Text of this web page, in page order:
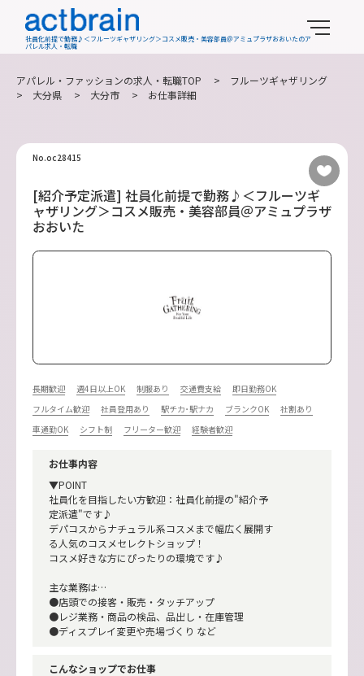
社員化前提で勤務♪＜フルーツギャザリング＞コスメ販売・美容部員＠アミュプラザおおいたのア
パレル求人・転職
アパレル・ファッションの求人・転職TOP > フルーツギャザリング
> 大分県 > 大分市 > お仕事詳細
No.oc28415
[紹介予定派遣] 社員化前提で勤務♪＜フルーツギ
ャザリング＞コスメ販売・美容部員＠アミュプラザ
おおいた
長期歓迎 週4日以上OK 制服あり 交通費支給
即日勤務OK
フルタイム歓迎
社員登用あり 駅チカ･駅ナカ ブランクOK
社割あり
車通勤OK
シフト制 フリーター歓迎 経験者歓迎
お仕事内容
▼POINT
社員化を目指したい方歓迎：社員化前提の"紹介予
定派遣"です♪
デパコスからナチュラル系コスメまで幅広く展開す
る人気のコスメセレクトショップ！
コスメ好きな方にぴったりの環境です♪
主な業務は…
●店頭での接客・販売・タッチアップ
●レジ業務・商品の検品、品出し・在庫管理
●ディスプレイ変更や売場づくり など
こんなショップでお仕事